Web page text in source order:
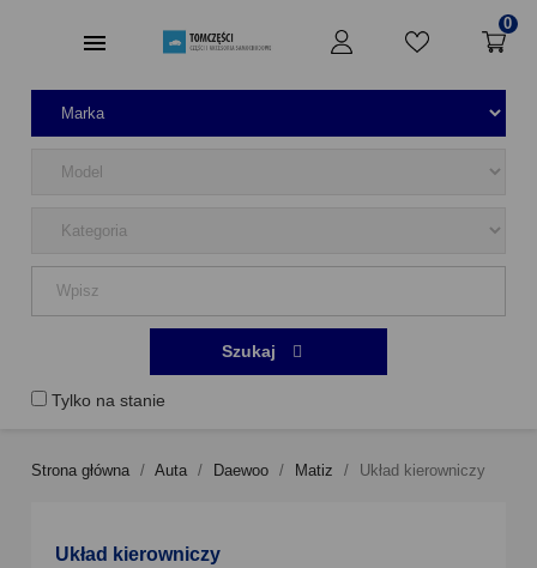
0
Tylko na stanie
Szukaj
Strona główna Auta Daewoo Matiz Układ kierowniczy
Układ kierowniczy